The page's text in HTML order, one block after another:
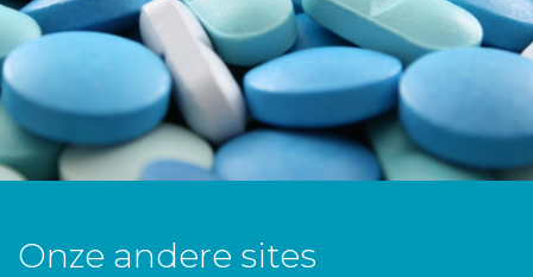
Onze andere sites